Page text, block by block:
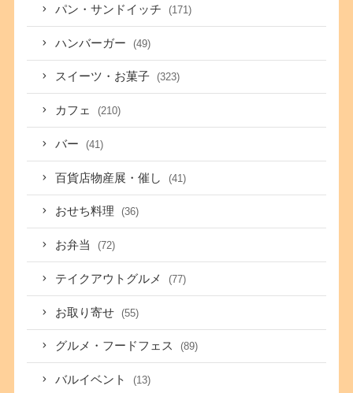
パン・サンドイッチ (171)
ハンバーガー (49)
スイーツ・お菓子 (323)
カフェ (210)
バー (41)
百貨店物産展・催し (41)
おせち料理 (36)
お弁当 (72)
テイクアウトグルメ (77)
お取り寄せ (55)
グルメ・フードフェス (89)
バルイベント (13)